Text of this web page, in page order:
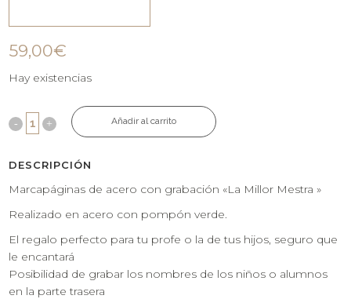
59,00€
Hay existencias
Añadir al carrito
DESCRIPCIÓN
Marcapáginas de acero con grabación «La Millor Mestra »
Realizado en acero con pompón verde.
El regalo perfecto para tu profe o la de tus hijos, seguro que
le encantará
Posibilidad de grabar los nombres de los niños o alumnos
en la parte trasera